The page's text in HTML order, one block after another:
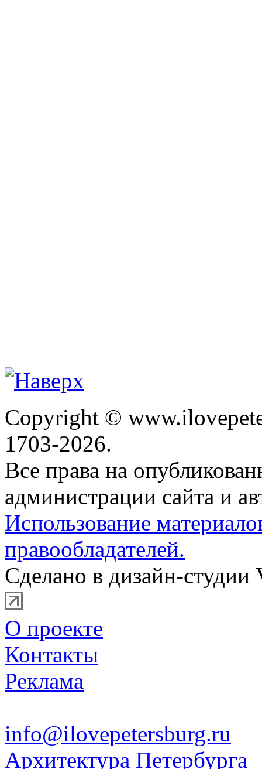
Copyright ©
1703-2026.
Все права на
администрации сайта и
Использование
правообладателей.
Сделано в дизайн-студии
О проекте
Контакты
Реклама
info@ilovepetersburg.ru
Архитектура Петербурга